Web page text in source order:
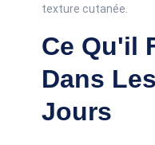
texture cutanée.
Ce Qu'il
Dans
Jours